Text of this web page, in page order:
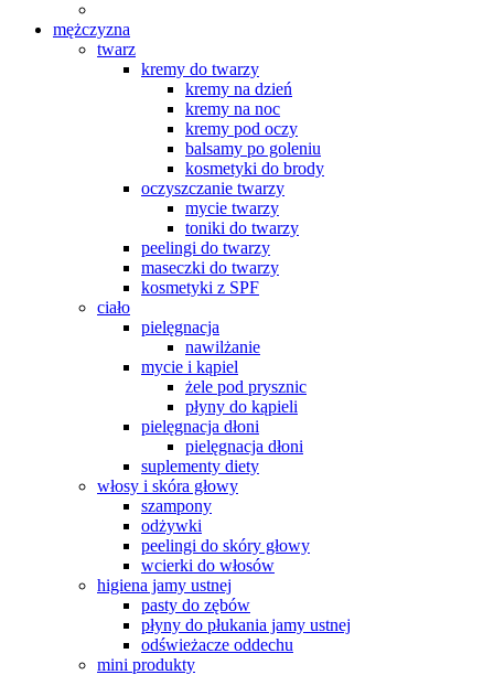
mężczyzna
twarz
kremy do twarzy
kremy na dzień
kremy na noc
kremy pod oczy
balsamy po goleniu
kosmetyki do brody
oczyszczanie twarzy
mycie twarzy
toniki do twarzy
peelingi do twarzy
maseczki do twarzy
kosmetyki z SPF
ciało
pielęgnacja
nawilżanie
mycie i kąpiel
żele pod prysznic
płyny do kąpieli
pielęgnacja dłoni
pielęgnacja dłoni
suplementy diety
włosy i skóra głowy
szampony
odżywki
peelingi do skóry głowy
wcierki do włosów
higiena jamy ustnej
pasty do zębów
płyny do płukania jamy ustnej
odświeżacze oddechu
mini produkty